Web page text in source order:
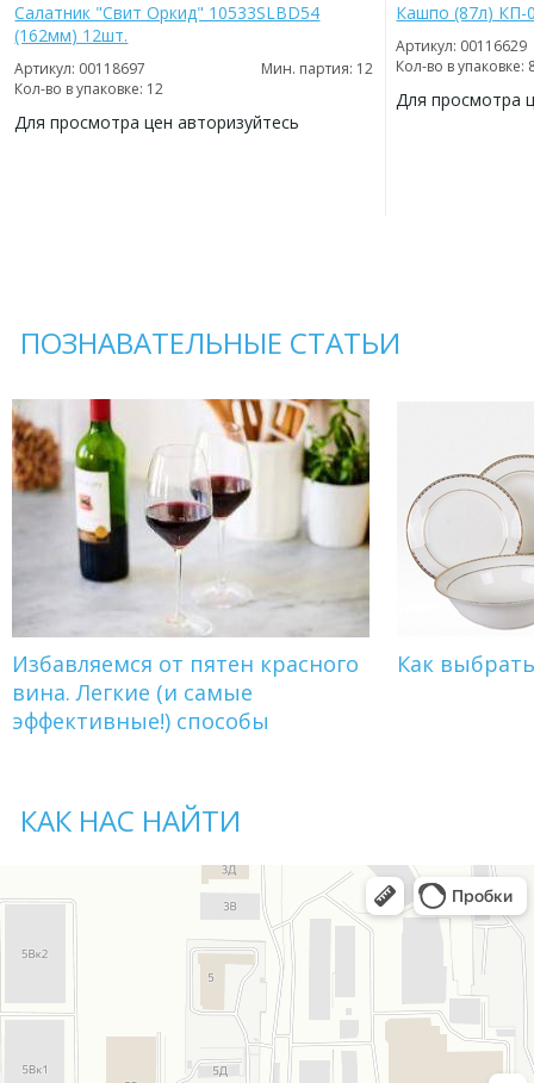
Салатник "Свит Оркид" 10533SLBD54
(162мм) 12шт.
Артикул: 00118697
Мин. партия: 12
Кол-во в упаковке: 12
Для просмотра цен авторизуйтесь
Кашпо (87л) КП-
Артикул: 00116629
Кол-во в упаковке:
Для просмотра
ПОЗНАВАТЕЛЬНЫЕ СТАТЬИ
Избавляемся от пятен красного
вина. Легкие (и самые
эффективные!) способы
Как
КАК НАС НАЙТИ